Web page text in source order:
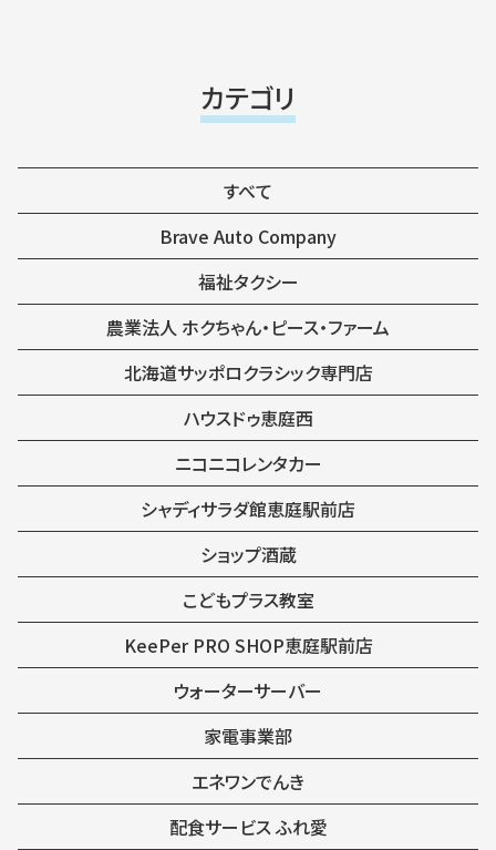
カテゴリ
すべて
Brave Auto Company
福祉タクシー
農業法人 ホクちゃん・ピース・ファーム
北海道サッポロクラシック専門店
ハウスドゥ恵庭西
ニコニコレンタカー
シャディサラダ館恵庭駅前店
ショップ酒蔵
こどもプラス教室
KeePer PRO SHOP恵庭駅前店
ウォーターサーバー
家電事業部
エネワンでんき
配食サービス ふれ愛